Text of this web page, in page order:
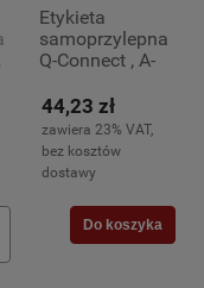
Etykieta
samoprzylepna
Q-Connect , A-
100 arkuszy
(65)
44,23 zł
zawiera 23% VAT,
bez kosztów
dostawy
Do koszyka